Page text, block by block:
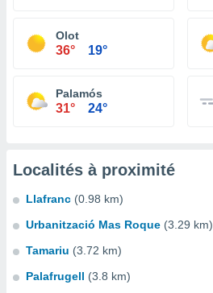
Olot
36° 19°
Palamós
31° 24°
Localités à proximité
Llafranc (0.98 km)
Urbanització Mas Roque (3.29 km)
Tamariu (3.72 km)
Palafrugell (3.8 km)